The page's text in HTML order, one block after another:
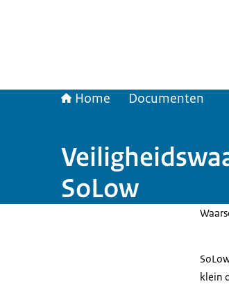
Home Documenten
SoLow
klein